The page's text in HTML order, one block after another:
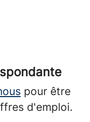
pour être
d'emploi.